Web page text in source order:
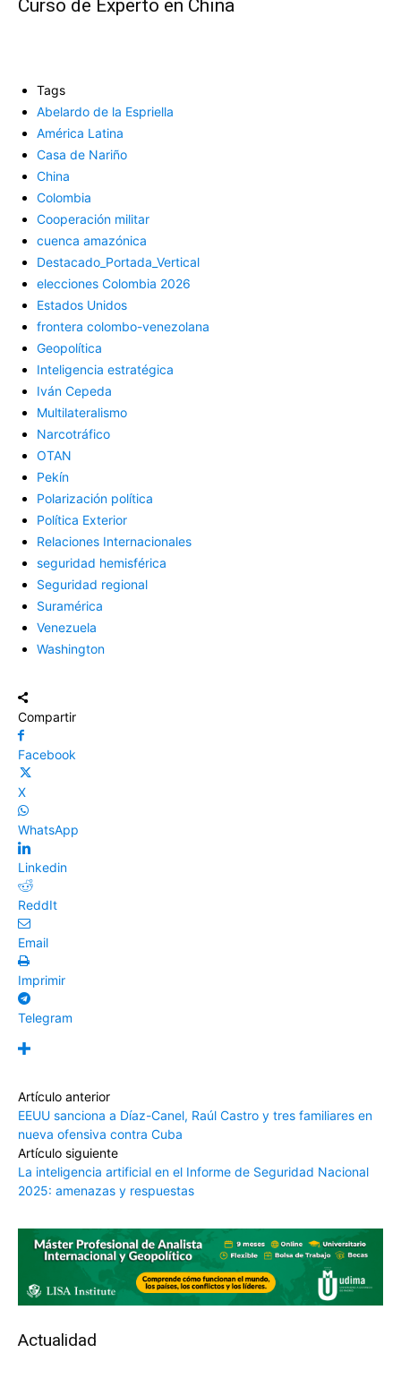
Curso de Experto en China
Tags
Abelardo de la Espriella
América Latina
Casa de Nariño
China
Colombia
Cooperación militar
cuenca amazónica
Destacado_Portada_Vertical
elecciones Colombia 2026
Estados Unidos
frontera colombo-venezolana
Geopolítica
Inteligencia estratégica
Iván Cepeda
Multilateralismo
Narcotráfico
OTAN
Pekín
Polarización política
Política Exterior
Relaciones Internacionales
seguridad hemisférica
Seguridad regional
Suramérica
Venezuela
Washington
Compartir
Facebook
X
WhatsApp
Linkedin
ReddIt
Email
Imprimir
Telegram
Artículo anterior
EEUU sanciona a Díaz-Canel, Raúl Castro y tres familiares en
nueva ofensiva contra Cuba
Artículo siguiente
La inteligencia artificial en el Informe de Seguridad Nacional
2025: amenazas y respuestas
Actualidad